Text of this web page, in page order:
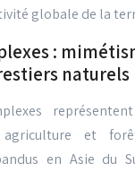
globale de la
:
naturels
et
en Asie du